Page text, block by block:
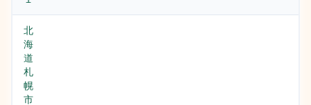
北
海
道
札
幌
市